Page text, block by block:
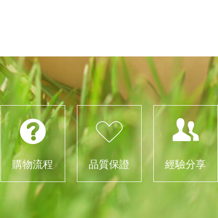
購物流程 品質保證 經驗分享